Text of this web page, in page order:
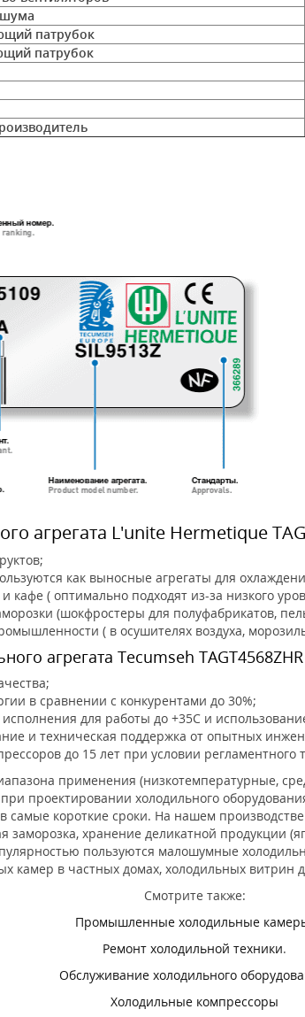
патрубок
патрубок
агрегата L'unite Hermetique
как выносные агрегаты для
кафе ( оптимально подходят из-за низкого
(шокфростеры для полуфабрикатов,
( в осушителях воздуха,
агрегата Tecumseh TAGT4568ZHR
в сравнении с конкурентами до 30%;
для работы до +35С и
и техническая поддержка от опытных
до 15 лет при условии регламентного
применения (низкотемпературные,
проектировании холодильного
самые короткие сроки. На нашем
заморозка, хранение деликатной продукции
пользуются малошумные
камер в частных домах, холодильных витрин
Смотрите также:
Промышленные холодильные
Ремонт холодильной техники.
Обслуживание холодильного
Холодильные компрессоры